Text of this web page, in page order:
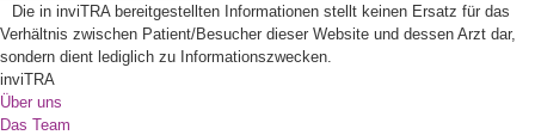
Die in inviTRA bereitgestellten Informationen stellt keinen Ersatz für das
Verhältnis zwischen Patient/Besucher dieser Website und dessen Arzt dar,
sondern dient lediglich zu Informationszwecken.
inviTRA
Über uns
Das Team